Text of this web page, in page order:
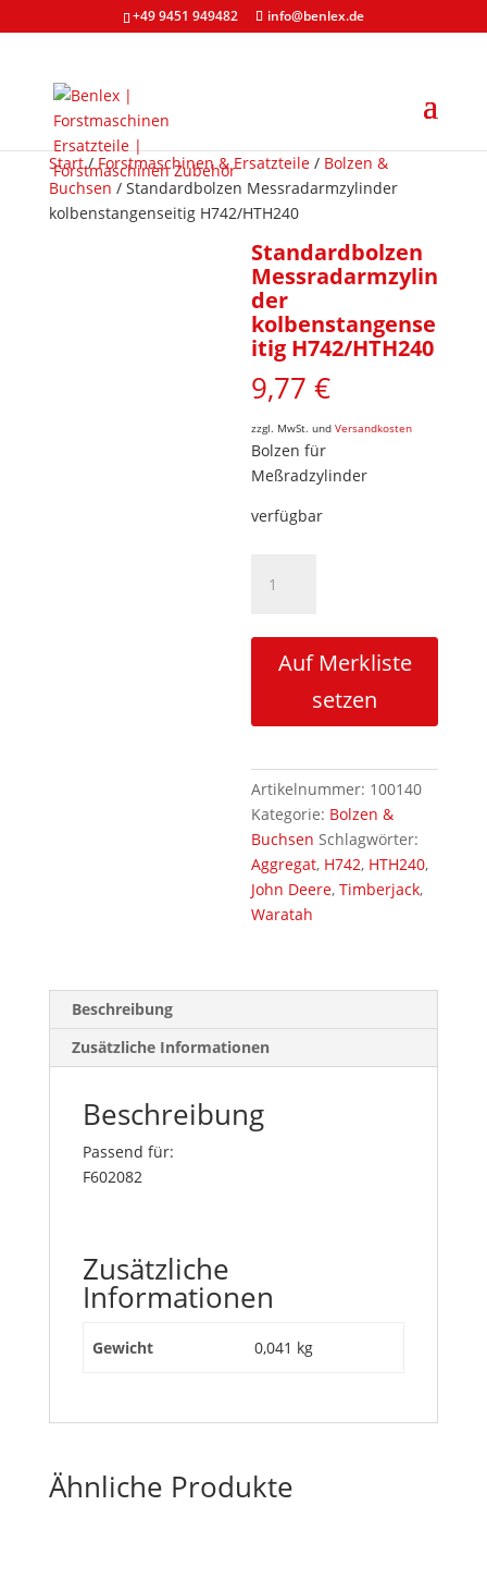
+49 9451 949482 info@benlex.de
Start/Forstmaschinen & Ersatzteile/ Bolzen &
Buchsen / Standardbolzen Messradarmzylinder
kolbenstangenseitig H742/HTH240
Standardbolzen
Messradarmzylin
der
kolbenstangense
itig H742/HTH240
9,77€
zzgl. MwSt. undVersandkosten
Bolzen für
Meßradzylinder
verfügbar
Messradarmzylinder
H742/HTH240
MengeAuf Merkliste
setzen
Artikelnummer: 100140
Kategorie: Bolzen &
Buchsen Schlagwörter:
Aggregat, H742, HTH240,
John Deere,Timberjack,
Waratah
Beschreibung
Zusätzliche Informationen
Beschreibung
Passend für:
F602082
Zusätzliche
Informationen
Gewicht 0,041 kg
Ähnliche Produkte